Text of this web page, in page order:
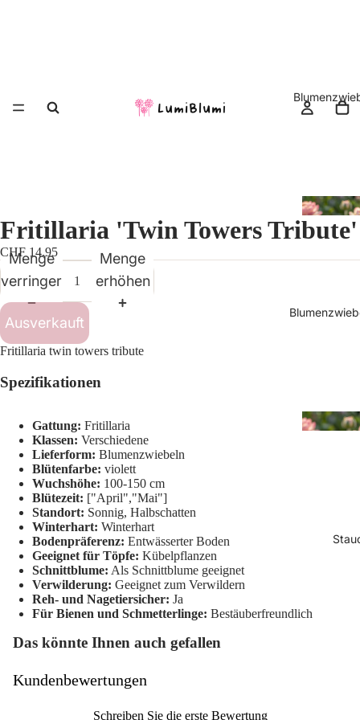
Fritillaria 'Twin Towers Tribute'
CHF 14.95
Menge
verringern
Menge
erhöhen
Ausverkauft
Fritillaria twin towers tribute
Spezifikationen
Gattung: Fritillaria
Klassen: Verschiedene
Lieferform: Blumenzwiebeln
Blütenfarbe: violett
Wuchshöhe: 100-150 cm
Blütezeit: ["April","Mai"]
Standort: Sonnig, Halbschatten
Winterhart: Winterhart
Bodenpräferenz: Entwässerter Boden
Geeignet für Töpfe: Kübelpflanzen
Schnittblume: Als Schnittblume geeignet
Verwilderung: Geeignet zum Verwildern
Reh- und Nagetiersicher: Ja
Für Bienen und Schmetterlinge: Bestäuberfreundlich
Das könnte Ihnen auch gefallen
Kundenbewertungen
Schreiben Sie die erste Bewertung